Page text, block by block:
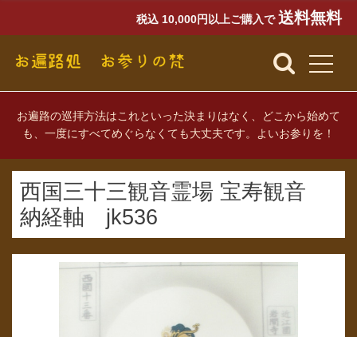
税込 10,000円以上ご購入で 送料無料
お遍路の巡拝方法はこれといった決まりはなく、どこから始めて
も、一度にすべてめぐらなくても大丈夫です。よいお参りを！
西国三十三観音霊場 宝寿観音
納経軸 jk536